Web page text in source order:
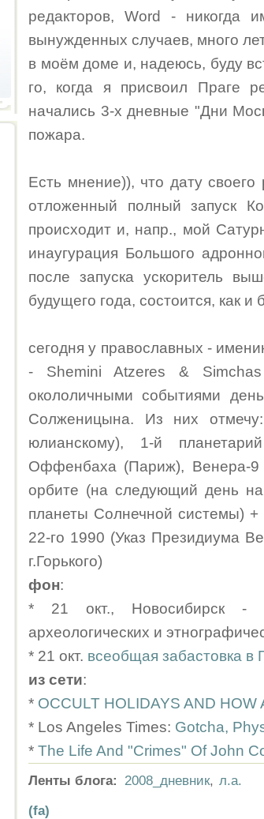
редакторов, Word - никогда
вынужденных случаев, много
в моём доме и, надеюсь, буду
го, когда я присвоил Праге
начались 3-х дневные "Дни
пожара.
Есть мнение)), что дату
отложенный полный запуск
происходит и, напр., мой
инаугурация Большого
после запуска ускоритель
будущего года, состоится, как
сегодня у православных -
- Shemini Atzeres &
окололичными событиями
Солженицына. Из них
юлианскому), 1-й
Оффенбаха (Париж), Венера-9
орбите (на следующий день
планеты Солнечной системы)
22-го 1990 (Указ Президиума
г.Горького)
фон:
* 21 окт., Новосибирск -
археологических и
* 21 окт. всеобщая забастовка в
из сети:
* OCCULT HOLIDAYS AND
* Los Angeles Times: Gotcha,
* The Life And "Crimes" Of John
Ленты блога: 2008_дневник, л.а.
(fa)